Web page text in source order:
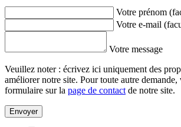
Votre prénom
Votre e-mail
Votre message
Veuillez noter : écrivez ici uniquement des
améliorer notre site. Pour toute autre
formulaire sur la page de contact de notre site.
Envoyer